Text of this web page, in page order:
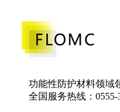
功能性防护材料领域
全国服务热线：0555-